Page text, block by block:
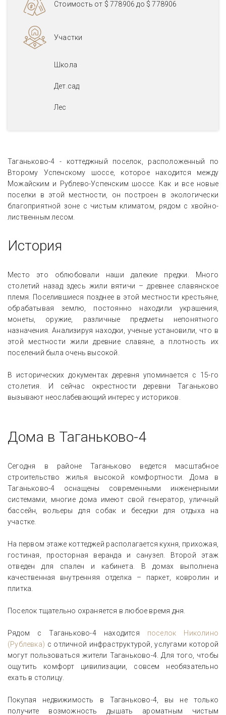
Стоимость от $ 778906 до $ 778906
Участки
Школа
Дет.сад
Лес
Таганьково-4 - коттеджный поселок, расположенный по
Второму Успенскому шоссе, которое находится между
Можайским и Рублево-Успенским шоссе. Как и все новые
поселки в этой местности, он построен в экологически
благоприятной зоне с чистым климатом, рядом с хвойно-
лиственным лесом.
История
Место это облюбовали наши далекие предки. Много
столетий назад здесь жили вятичи – древнее славянское
племя. Поселившиеся позднее в этой местности крестьяне,
обрабатывая землю, постоянно находили украшения,
монеты, оружие, различные предметы непонятного
назначения. Анализируя находки, ученые установили, что в
этой местности жили древние славяне, а плотность их
поселений была очень высокой.
В исторических документах деревня упоминается с 15-го
столетия. И сейчас окрестности деревни Таганьково
вызывают неослабевающий интерес у историков.
Дома в Таганьково-4
Сегодня в районе Таганьково ведется масштабное
строительство жилья высокой комфортности. Дома в
Таганьково-4 оснащены современными инженерными
системами, многие дома имеют свой генератор, уличный
бассейн, вольеры для собак и беседки для отдыха на
участке.
На первом этаже коттеджей располагается кухня, прихожая,
гостиная, просторная веранда и санузел. Второй этаж
отведен для спален и кабинета. В домах выполнена
качественная внутренняя отделка – паркет, ковролин и
плитка.
Поселок тщательно охраняется в любое время дня.
Рядом с Таганьково-4 находится поселок Николино
(Рублевка) с отличной инфраструктурой, услугами которой
могут пользоваться жители Таганьково-4. Для того, чтобы
ощутить комфорт цивилизации, совсем необязательно
ехать в столицу.
Покупая недвижимость в Таганьково-4, вы не только
получите возможность дышать ароматным чистым